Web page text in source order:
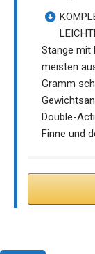
Stange mit
meisten
Gramm
Double-
Finne und